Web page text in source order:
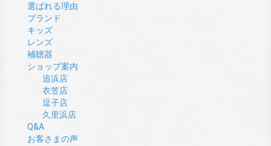
選ばれる理由
ブランド
キッズ
レンズ
補聴器
ショップ案内
追浜店
衣笠店
逗子店
久里浜店
Q&A
お客さまの声